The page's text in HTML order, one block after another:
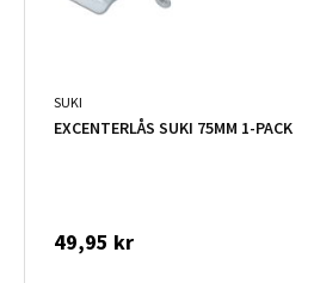
SUKI
EXCENTERLÅS SUKI 75MM 1-PACK
49,95 kr